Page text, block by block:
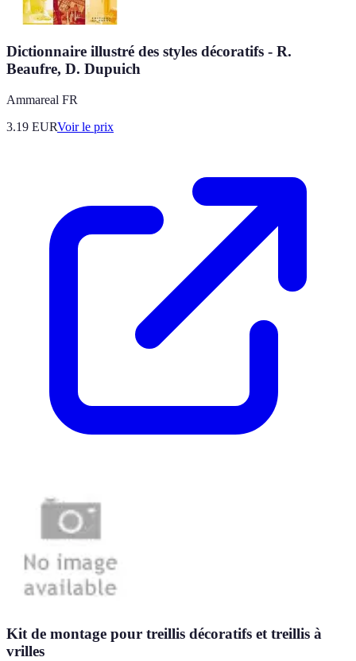
Dictionnaire illustré des styles décoratifs - R.
Beaufre, D. Dupuich
Ammareal FR
3.19 EURVoir le prix
Kit de montage pour treillis décoratifs et treillis à
vrilles